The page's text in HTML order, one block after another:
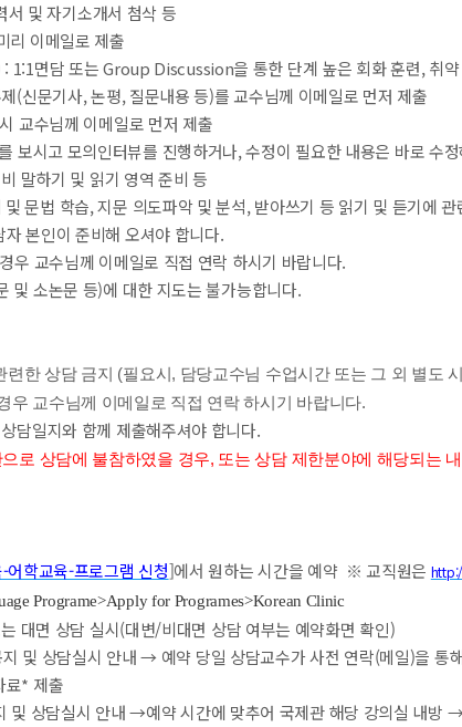
및 자기소개서 첨삭 등
리 이메일로 제출
면담 또는 Group Discussion을 통한 단계 높은 회화 훈련, 취약
신문기사, 논평, 질문내용 등)를 교수님께 이메일로 먼저 제출
교수님께 이메일로 먼저 제출
보시고 모의인터뷰를 진행하거나, 수정이 필요한 내용은 바로 수
말하기 및 읽기 영역 준비 등
문법 학습, 지문 의도파악 및 분석, 받아쓰기 등 읽기 및 듣기에 관
본인이 준비해 오셔야 합니다.
교수님께 이메일로 직접 연락 하시기 바랍니다.
소논문 등)에 대한 지도는 불가능합니다.
련한 상담 금지 (필요시, 담당교수님 수업시간 또는 그 외 별도
우 교수님께 이메일로 직접 연락 하시기 바랍니다.
담일지와 함께 제출해주셔야 합니다.
로 상담에 불참하였을 경우, 또는상담 제한분야에 해당되는
어학교육-프로그램 신청]에서 원하는 시간을 예약 ※ 교직원은
Programe>Apply for Programes>Korean Clinic
대면 상담 실시(대변/비대면 상담 여부는 예약화면 확인)
및 상담실시 안내 → 예약 당일 상담교수가 사전 연락(메일)을
료* 제출
및 상담실시 안내 →예약 시간에 맞추어 국제관 해당 강의실 내방